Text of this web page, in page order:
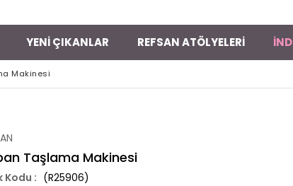
YENİ ÇIKANLAR REFSAN ATÖLYELERİ
Makinesi
Taşlama Makinesi
(R25906)